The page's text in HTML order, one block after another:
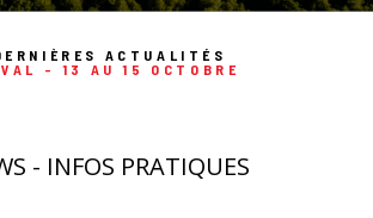
ACTUALITÉS
- 13 AU 15 OCTOBRE
- INFOS PRATIQUES